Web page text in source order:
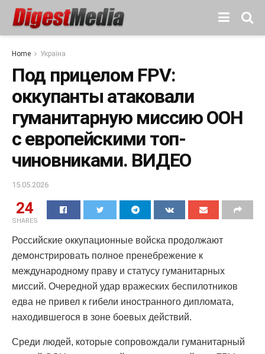
Home Україна
Под прицелом FPV:
оккупанты атаковали
гуманитарную миссию ООН
с европейскими топ-
чиновниками. ВИДЕО
15.05.2026
24
SHARES
Российские оккупационные войска продолжают
демонстрировать полное пренебрежение к
международному праву и статусу гуманитарных
миссий. Очередной удар вражеских беспилотников
едва не привел к гибели иностранного дипломата,
находившегося в зоне боевых действий.
Среди людей, которые сопровождали гуманитарный